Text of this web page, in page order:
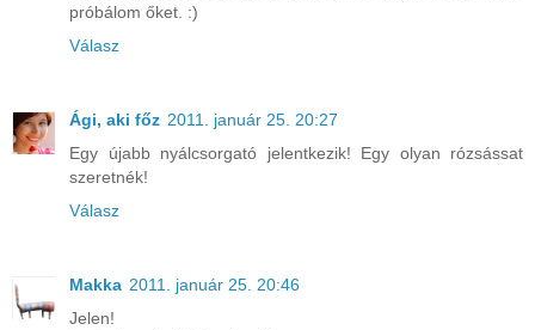
próbálom őket. :)
Válasz
Ági, aki főz 2011. január 25. 20:27
Egy újabb nyálcsorgató jelentkezik! Egy olyan rózsássat
szeretnék!
Válasz
Makka 2011. január 25. 20:46
Jelen!